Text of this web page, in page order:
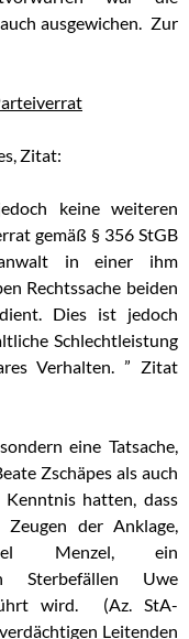
ausgewichen. Zur
Zitat:
keine weiteren
gemäß § 356 StGB
in einer ihm
Rechtssache beiden
Dies ist jedoch
Schlechtleistung
Verhalten. ” Zitat
eine Tatsache,
Zschäpes als auch
hatten, dass
Zeugen der Anklage,
Menzel, ein
Sterbefällen Uwe
wird. (Az. StA-
Leitenden